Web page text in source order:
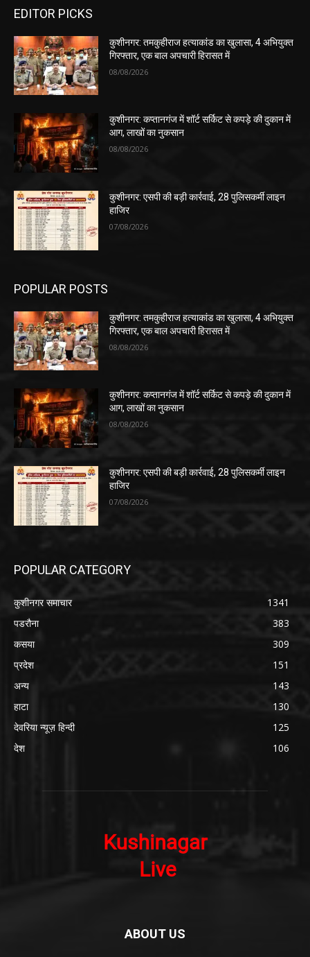
EDITOR PICKS
कुशीनगर: तमकुहीराज हत्याकांड का खुलासा, 4 अभियुक्त
गिरफ्तार, एक बाल अपचारी हिरासत में
08/08/2026
कुशीनगर: कप्तानगंज में शॉर्ट सर्किट से कपड़े की दुकान में
आग, लाखों का नुकसान
08/08/2026
कुशीनगर: एसपी की बड़ी कार्रवाई, 28 पुलिसकर्मी लाइन
हाजिर
07/08/2026
POPULAR POSTS
कुशीनगर: तमकुहीराज हत्याकांड का खुलासा, 4 अभियुक्त
गिरफ्तार, एक बाल अपचारी हिरासत में
08/08/2026
कुशीनगर: कप्तानगंज में शॉर्ट सर्किट से कपड़े की दुकान में
आग, लाखों का नुकसान
08/08/2026
कुशीनगर: एसपी की बड़ी कार्रवाई, 28 पुलिसकर्मी लाइन
हाजिर
07/08/2026
POPULAR CATEGORY
कुशीनगर समाचार
1341
पडरौना
383
कसया
309
प्रदेश
151
अन्य
143
हाटा
130
देवरिया न्यूज़ हिन्दी
125
देश
106
ABOUT US